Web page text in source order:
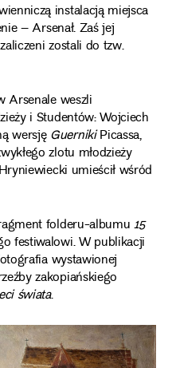
instalacją miejsca
– Arsenał. Zaś jej
zostali do tzw.
Arsenale weszli
i Studentów: Wojciech
wersjęGuernikiPicassa,
zlotu młodzieży
umieścił wśród
folderu-albumu15
festiwalowi. W publikacji
wystawionej
zakopiańskiego
świata.